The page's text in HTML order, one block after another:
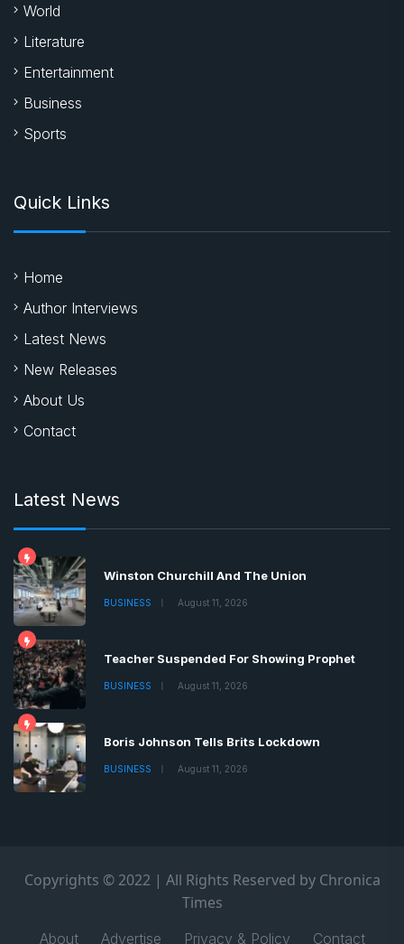
World
Literature
Entertainment
Business
Sports
Quick Links
Home
Author Interviews
Latest News
New Releases
About Us
Contact
Latest News
Winston Churchill And The Union
BUSINESS August 11, 2026
Teacher Suspended For Showing Prophet
BUSINESS August 11, 2026
Boris Johnson Tells Brits Lockdown
BUSINESS August 11, 2026
Copyrights © 2022 | All Rights Reserved by Chronica
Times
About Advertise Privacy & Policy Contact